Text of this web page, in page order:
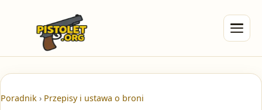
Poradnik › Przepisy i ustawa o broni